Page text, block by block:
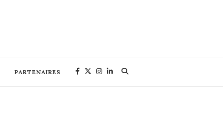
PARTENAIRES